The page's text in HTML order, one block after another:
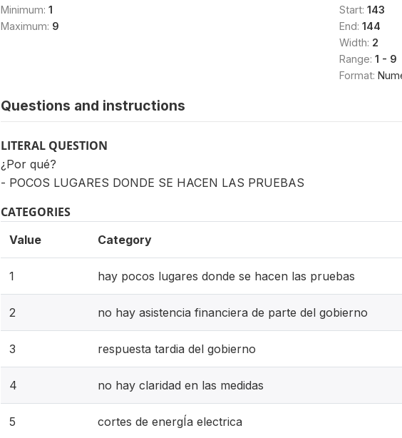
Minimum: 1
Maximum: 9
Start: 143
End: 144
Width: 2
Range: 1 - 9
Format:
Questions and instructions
LITERAL QUESTION
¿Por qué?
- POCOS LUGARES DONDE SE HACEN LAS PRUEBAS
CATEGORIES
Value Category
1 hay pocos lugares donde se hacen las pruebas
2 no hay asistencia financiera de parte del gobierno
3 respuesta tardia del gobierno
4 no hay claridad en las medidas
5 cortes de energÍa electrica